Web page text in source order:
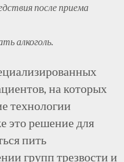
после приема
алкоголь.
на которых
технологии
это решение для
пить
групп трезвости и